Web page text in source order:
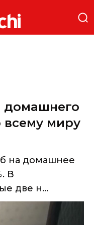
домашнего
всему миру
на домашнее
В
две н...